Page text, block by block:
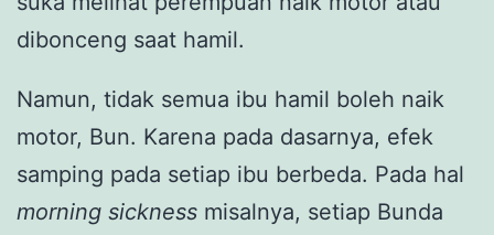
dibonceng saat hamil.
Namun, tidak semua ibu hamil boleh naik
motor, Bun. Karena pada dasarnya, efek
samping pada setiap ibu berbeda. Pada hal
morning sickness misalnya, setiap Bunda